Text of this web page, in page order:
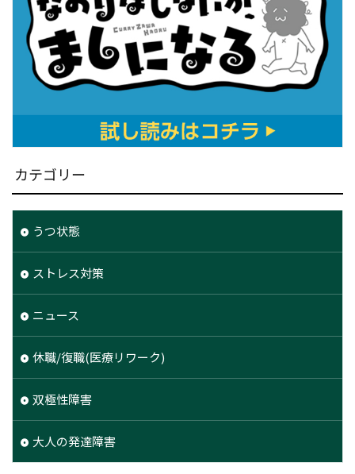
カテゴリー
うつ状態
ストレス対策
ニュース
休職/復職(医療リワーク)
双極性障害
大人の発達障害